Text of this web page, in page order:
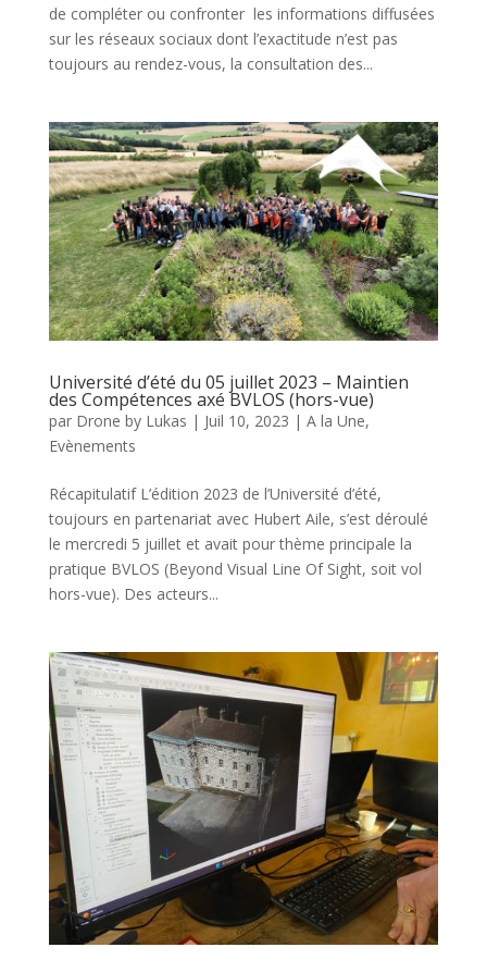
de compléter ou confronter les informations diffusées
sur les réseaux sociaux dont l’exactitude n’est pas
toujours au rendez-vous, la consultation des...
Université d’été du 05 juillet 2023 – Maintien
des Compétences axé BVLOS (hors-vue)
par Drone by Lukas | Juil 10, 2023 | A la Une,
Evènements
Récapitulatif L’édition 2023 de l’Université d’été,
toujours en partenariat avec Hubert Aile, s’est déroulé
le mercredi 5 juillet et avait pour thème principale la
pratique BVLOS (Beyond Visual Line Of Sight, soit vol
hors-vue). Des acteurs...